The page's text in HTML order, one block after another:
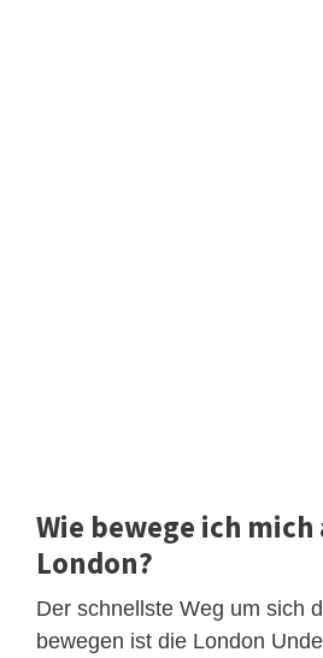
Wie bewege ich
London?
Der schnellste Weg um sich
bewegen ist die London